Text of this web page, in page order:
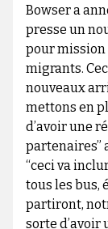
Bowser a
presse un
pour mission
migrants.
nouveaux
mettons en
d’avoir une
partenaires”
“ceci va
tous les bus,
partiront,
sorte d’avoir